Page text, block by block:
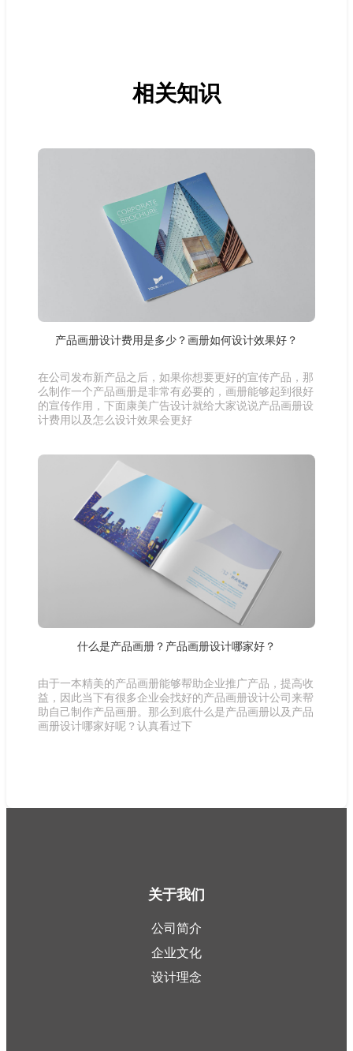
相关知识
产品画册设计费用是多少？画册如何设计效果好？
在公司发布新产品之后，如果你想要更好的宣传产品，那
么制作一个产品画册是非常有必要的，画册能够起到很好
的宣传作用，下面康美广告设计就给大家说说产品画册设
计费用以及怎么设计效果会更好
什么是产品画册？产品画册设计哪家好？
由于一本精美的产品画册能够帮助企业推广产品，提高收
益，因此当下有很多企业会找好的产品画册设计公司来帮
助自己制作产品画册。那么到底什么是产品画册以及产品
画册设计哪家好呢？认真看过下
关于我们
公司简介
企业文化
设计理念